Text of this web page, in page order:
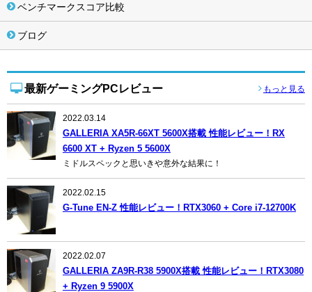
ベンチマークスコア比較
ブログ
最新ゲーミングPCレビュー もっと見る
2022.03.14
GALLERIA XA5R-66XT 5600X搭載 性能レビュー！RX
6600 XT + Ryzen 5 5600X
ミドルスペックと思いきや意外な結果に！
2022.02.15
G-Tune EN-Z 性能レビュー！RTX3060 + Core i7-12700K
2022.02.07
GALLERIA ZA9R-R38 5900X搭載 性能レビュー！RTX3080
+ Ryzen 9 5900X